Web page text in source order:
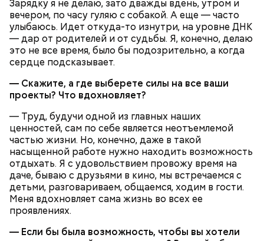
Зарядку я не делаю, зато дважды вдень, утром и
вечером, по часу гуляю с собакой. А еще — часто
улыбаюсь. Идет откуда-то изнутри, на уровне ДНК
— дар от родителей и от судьбы. Я, конечно, делаю
это не все время, было бы подозрительно, а когда
сердце подсказывает.
— Скажите, а где выберете силы на все ваши
проекты? Что вдохновляет?
— Труд, будучи одной из главных наших
ценностей, сам по себе является неотъемлемой
частью жизни. Но, конечно, даже в такой
насыщенной работе нужно находить возможность
отдыхать. Я с удовольствием провожу время на
даче, бываю с друзьями в кино, мы встречаемся с
детьми, разговариваем, общаемся, ходим в гости.
Меня вдохновляет сама жизнь во всех ее
проявлениях.
— Если бы была возможность, чтобы вы хотели
Праздник любви, или Ту бе-Ав, отмечается в
Израиле как местный аналог Дня святого
Валентина. Влюбленные в этот день делают друг
другу сюрпризы, дарят цветы и подарки,
устраивают свидания и признаются в своих
чувствах. Праздник уходит корнями в далекое
прошлое — во времена существования еврейской